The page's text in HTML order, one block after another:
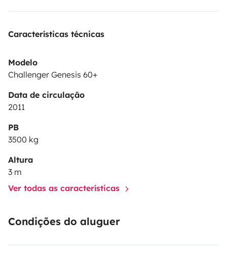
Características técnicas
Modelo
Challenger Genesis 60+
Data de circulação
2011
PB
3500 kg
Altura
3 m
Ver todas as características
Condições do aluguer